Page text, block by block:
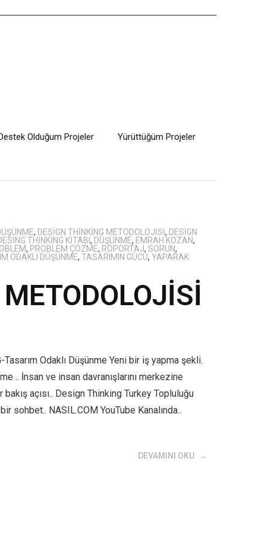
Olduğum Projeler Yürüttüğüm Projeler
, DESIGN THINKING METODOLOJISI, DESIGN
THINKING KITABI , DÜŞÜNME, EMRAH KOZAN,
, PROBLEM ÇÖZME, RÖPORTAJ, SORUN,
ODAKLI DÜŞÜNME, TASARIMIN GÜCÜ, YAPARAK
Odaklı Düşünme Yeni bir iş yapma şekli.
.. İnsan ve insan davranışlarını merkezine
açısı.. Design Thinking Turkey Topluluğu
sohbet.. NASIL.COM YouTube Kanalında..
DEVAMINI OKU